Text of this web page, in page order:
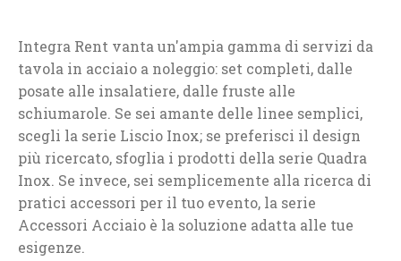
Integra Rent vanta un'ampia gamma di servizi da
tavola in acciaio a noleggio: set completi, dalle
posate alle insalatiere, dalle fruste alle
schiumarole. Se sei amante delle linee semplici,
scegli la serie Liscio Inox; se preferisci il design
più ricercato, sfoglia i prodotti della serie Quadra
Inox. Se invece, sei semplicemente alla ricerca di
pratici accessori per il tuo evento, la serie
Accessori Acciaio è la soluzione adatta alle tue
esigenze.